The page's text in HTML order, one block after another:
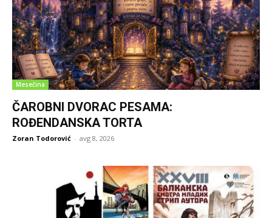
Mesečina
ČAROBNI DVORAC PESAMA:
ROĐENDANSKA TORTA
Zoran Todorović - avg 8, 2026